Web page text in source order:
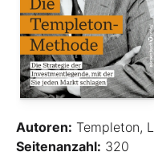
Autoren: Templeton,
Seitenanzahl: 320